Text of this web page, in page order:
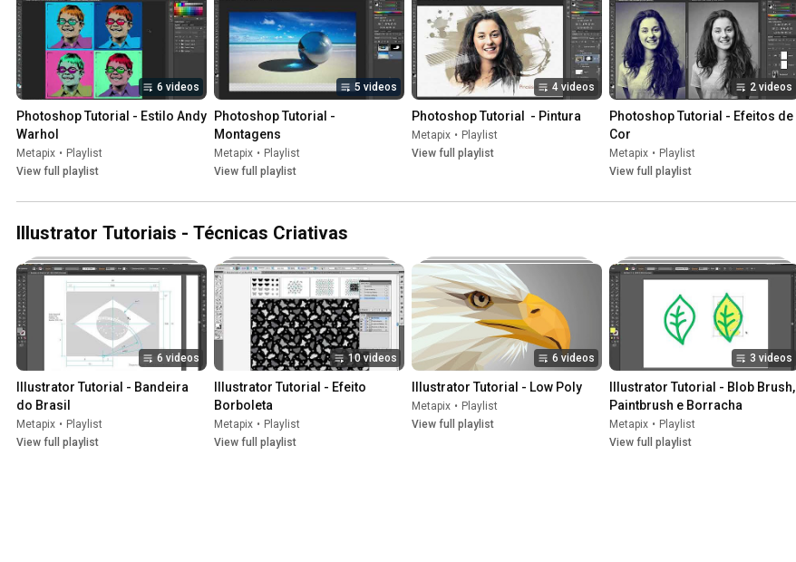
6 videos
Photoshop Tutorial - Estilo Andy
Warhol
Metapix • Playlist
View full playlist
5 videos
Photoshop Tutorial -
Montagens
Metapix • Playlist
View full playlist
4 videos
Photoshop Tutorial  - Pintura
Metapix • Playlist
View full playlist
2 videos
Photoshop Tutorial - Efeitos de
Cor
Metapix • Playlist
View full playlist
Illustrator Tutoriais - Técnicas Criativas
6 videos
Illustrator Tutorial - Bandeira
do Brasil
Metapix • Playlist
View full playlist
10 videos
Illustrator Tutorial - Efeito
Borboleta
Metapix • Playlist
View full playlist
6 videos
Illustrator Tutorial - Low Poly
Metapix • Playlist
View full playlist
3 videos
Illustrator Tutorial - Blob Brush,
Paintbrush e Borracha
Metapix • Playlist
View full playlist